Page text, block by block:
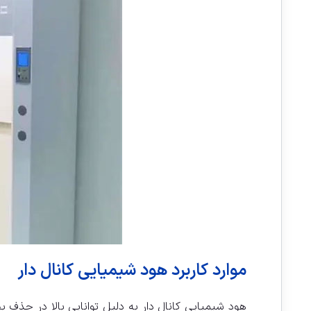
موارد کاربرد هود شیمیایی کانال دار
هود شیمیایی کانال دار به دلیل توانایی بالا در